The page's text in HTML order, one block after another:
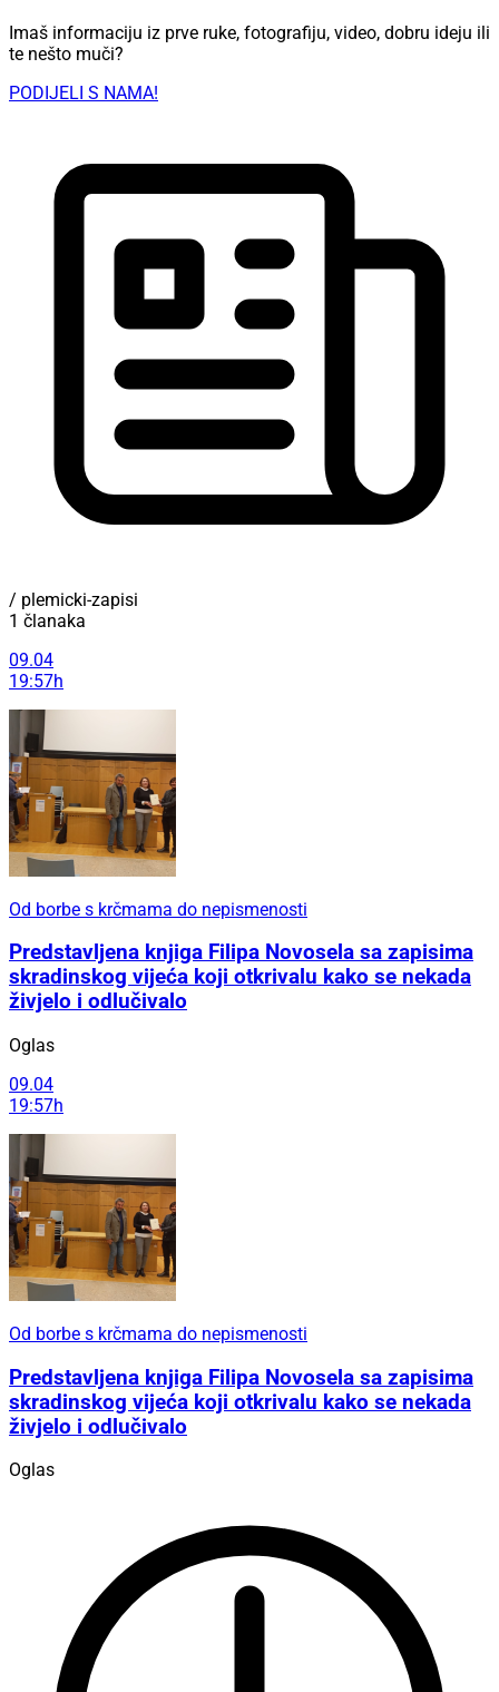
Imaš informaciju iz prve ruke, fotografiju, video, dobru ideju ili
te nešto muči?
PODIJELI S NAMA!
/ plemicki-zapisi
1 članaka
09.04
19:57h
Od borbe s krčmama do nepismenosti
Predstavljena knjiga Filipa Novosela sa zapisima
skradinskog vijeća koji otkrivalu kako se nekada
živjelo i odlučivalo
Oglas
09.04
19:57h
Od borbe s krčmama do nepismenosti
Predstavljena knjiga Filipa Novosela sa zapisima
skradinskog vijeća koji otkrivalu kako se nekada
živjelo i odlučivalo
Oglas